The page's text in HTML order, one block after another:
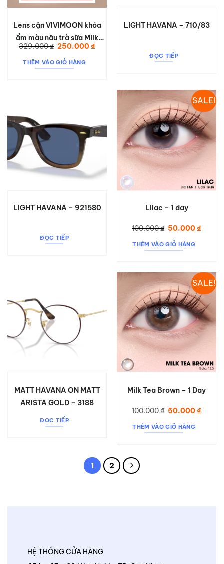
Lens cận VIVIMOON khóa
ẩm màu nâu trà sữa Milk
Tea Brown
329.000₫ Giá
là:
329.000 ₫.
250.000₫Giá
THÊM VÀO GIỎ HÀNG
LIGHT HAVANA – 710/83
ĐỌC TIẾP
LIGHT HAVANA – 921580
ĐỌC TIẾP
SALE!
Lilac – 1 day
100.000₫ Giá
là:
100.000 ₫.
50.000₫Giá
THÊM VÀO GIỎ HÀNG
MATT HAVANA ON MATT
ARISTA GOLD – 3188
ĐỌC TIẾP
SALE!
Milk Tea Brown – 1 Day
100.000₫ Giá
là:
100.000 ₫.
50.000₫Giá
THÊM VÀO GIỎ HÀNG
1 2
HỆ THỐNG CỬA HÀNG